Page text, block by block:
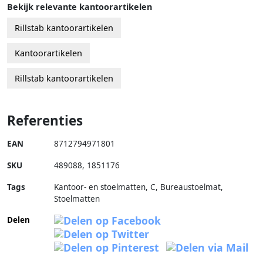
Bekijk relevante kantoorartikelen
Rillstab kantoorartikelen
Kantoorartikelen
Rillstab kantoorartikelen
Referenties
EAN 8712794971801
SKU 489088, 1851176
Tags
Kantoor- en stoelmatten, C, Bureaustoelmat,
Stoelmatten
Delen